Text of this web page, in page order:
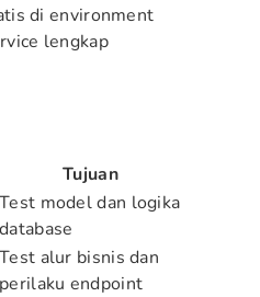
di environment
lengkap
Tujuan
Test model dan logika
database
Test alur bisnis dan
perilaku endpoint